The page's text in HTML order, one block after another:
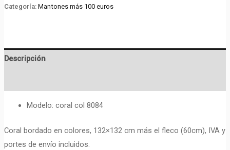
Manila
Categoría: Mantones más 100 euros
Descripción
Modelo: coral col 8084
Coral bordado en colores, 132×132 cm más el fleco (60cm), IVA y
portes de envío incluidos.